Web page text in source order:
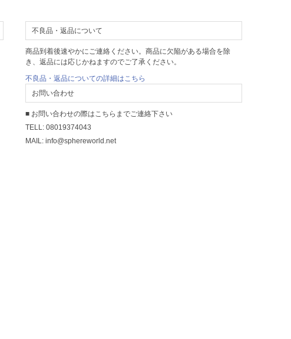
不良品・返品について
商品到着後速やかにご連絡ください。商品に欠陥がある場合を除
き、返品には応じかねますのでご了承ください。
不良品・返品についての詳細はこちら
お問い合わせ
■ お問い合わせの際はこちらまでご連絡下さい
TELL: 08019374043
MAIL: info@sphereworld.net